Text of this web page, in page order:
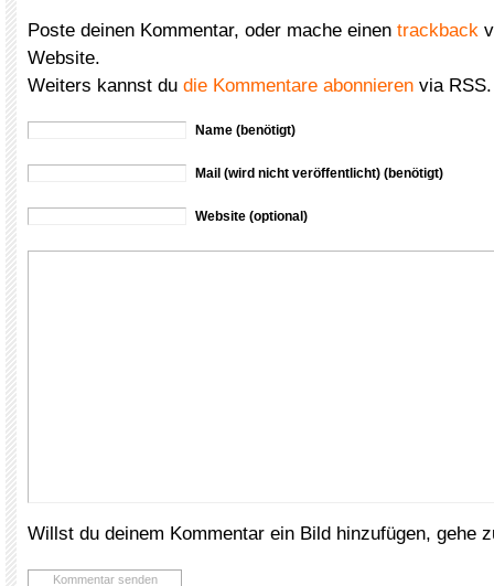
Poste deinen Kommentar, oder mache einen trackback
Website.
Weiters kannst du die Kommentare abonnieren via RSS.
Name (benötigt)
Mail (wird nicht veröffentlicht) (benötigt)
Website (optional)
Willst du deinem Kommentar ein Bild hinzufügen, gehe